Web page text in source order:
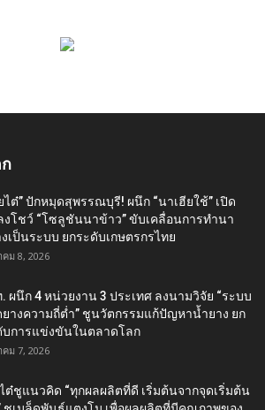
ไต๋” ปักหมุดสุพรรณบุรี! ผนึก “นาเฮียใช้” เปิด
งโชว์ “โซลูชันนาข้าว” ขับเคลื่อนการทำนา
งเป็นระบบ ยกระดับเกษตรกรไทย
คม 8, 2026
. ผนึก 4 หน่วยงาน 3 ประเทศ ลงนามวิจัย “ระบบ
ยางความถี่ต่ำ” ชูนวัตกรรมแก้ปัญหาน้ำยาง ยก
บการแข่งขันในตลาดโลก
คม 7, 2026
ไต๋ชูแนวคิด “ทุกผลผลิตที่ดี เริ่มต้นจากจุดเริ่มต้น